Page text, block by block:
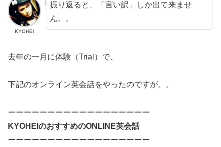
KYOHEI
振り返ると、「言い訳」しか出て来ませ
ん。。
去年の一月に体験（Trial）で、
下記のオンライン英会話をやったのですが。。
ーーーーーーーーーーーーーーーーーー
KYOHEIのおすすめのONLINE英会話
ーーーーーーーーーーーーーーーーーー